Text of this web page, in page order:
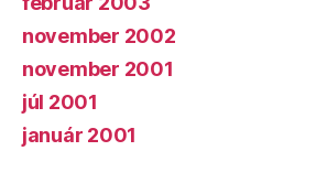
november 2002
november 2001
júl 2001
január 2001